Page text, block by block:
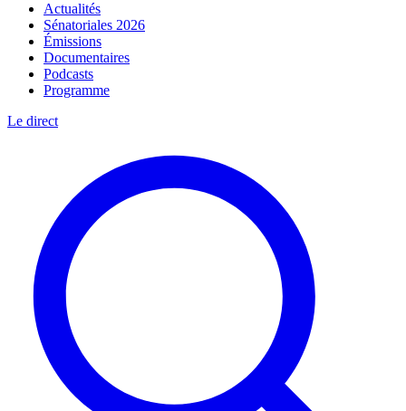
Actualités
Sénatoriales 2026
Émissions
Documentaires
Podcasts
Programme
Le direct